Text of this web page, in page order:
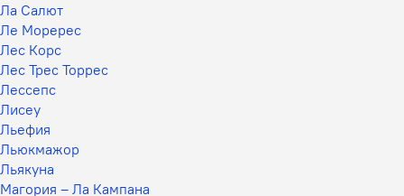
Ла Салют
Ле Моререс
Лес Корс
Лес Трес Торрес
Лессепс
Лисеу
Льефия
Льюкмажор
Льякуна
Магория – Ла Кампана